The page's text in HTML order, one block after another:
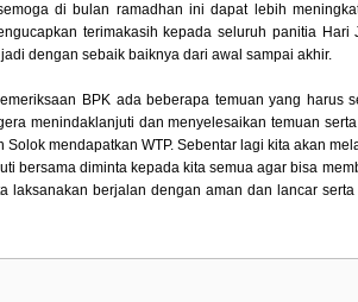
di bulan ramadhan ini dapat lebih
terimakasih kepada seluruh panitia
dengan sebaik baiknya dari awal sampai akhir.
BPK ada beberapa temuan yang harus
menindaklanjuti dan menyelesaikan temuan
mendapatkan WTP. Sebentar lagi kita akan
bersama diminta kepada kita semua agar bisa
laksanakan berjalan dengan aman dan lancar